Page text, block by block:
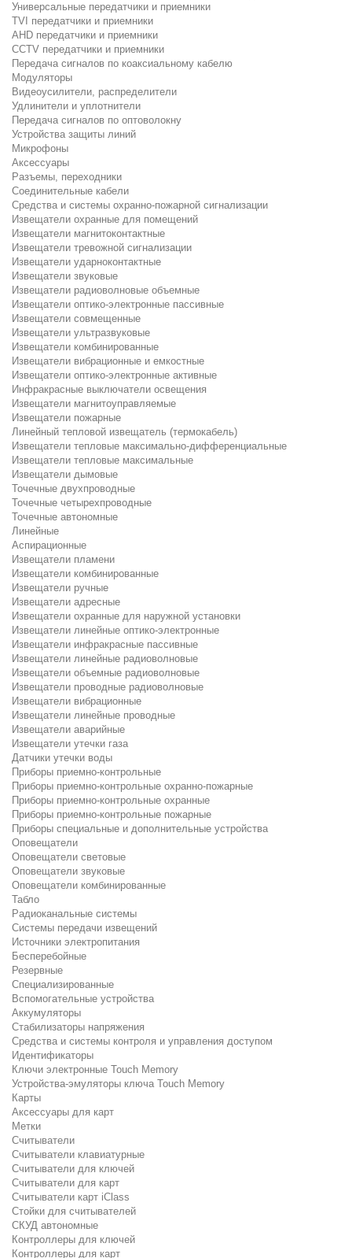
Универсальные передатчики и приемники
TVI передатчики и приемники
AHD передатчики и приемники
CCTV передатчики и приемники
Передача сигналов по коаксиальному кабелю
Модуляторы
Видеоусилители, распределители
Удлинители и уплотнители
Передача сигналов по оптоволокну
Устройства защиты линий
Микрофоны
Аксессуары
Разъемы, переходники
Соединительные кабели
Средства и системы охранно-пожарной сигнализации
Извещатели охранные для помещений
Извещатели магнитоконтактные
Извещатели тревожной сигнализации
Извещатели ударноконтактные
Извещатели звуковые
Извещатели радиоволновые объемные
Извещатели оптико-электронные пассивные
Извещатели совмещенные
Извещатели ультразвуковые
Извещатели комбинированные
Извещатели вибрационные и емкостные
Извещатели оптико-электронные активные
Инфракрасные выключатели освещения
Извещатели магнитоуправляемые
Извещатели пожарные
Линейный тепловой извещатель (термокабель)
Извещатели тепловые максимально-дифференциальные
Извещатели тепловые максимальные
Извещатели дымовые
Точечные двухпроводные
Точечные четырехпроводные
Точечные автономные
Линейные
Аспирационные
Извещатели пламени
Извещатели комбинированные
Извещатели ручные
Извещатели адресные
Извещатели охранные для наружной установки
Извещатели линейные оптико-электронные
Извещатели инфракрасные пассивные
Извещатели линейные радиоволновые
Извещатели объемные радиоволновые
Извещатели проводные радиоволновые
Извещатели вибрационные
Извещатели линейные проводные
Извещатели аварийные
Извещатели утечки газа
Датчики утечки воды
Приборы приемно-контрольные
Приборы приемно-контрольные охранно-пожарные
Приборы приемно-контрольные охранные
Приборы приемно-контрольные пожарные
Приборы специальные и дополнительные устройства
Оповещатели
Оповещатели световые
Оповещатели звуковые
Оповещатели комбинированные
Табло
Радиоканальные системы
Системы передачи извещений
Источники электропитания
Бесперебойные
Резервные
Специализированные
Вспомогательные устройства
Аккумуляторы
Стабилизаторы напряжения
Средства и системы контроля и управления доступом
Идентификаторы
Ключи электронные Touch Memory
Устройства-эмуляторы ключа Touch Memory
Карты
Аксессуары для карт
Метки
Считыватели
Считыватели клавиатурные
Считыватели для ключей
Считыватели для карт
Считыватели карт iClass
Стойки для считывателей
СКУД автономные
Контроллеры для ключей
Контроллеры для карт